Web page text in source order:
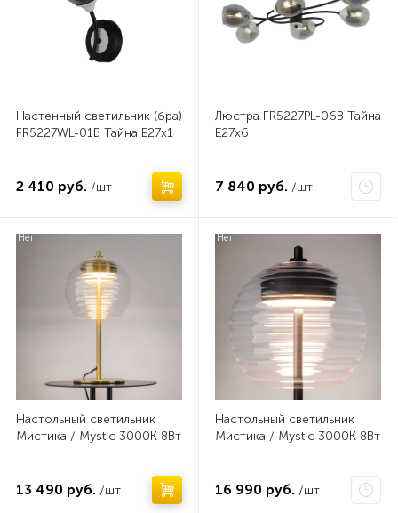
Настенный светильник (бра)
FR5227WL-01B Тайна E27x1
2 410 руб. /шт
Люстра FR5227PL-06B Тайна
E27x6
7 840 руб. /шт
Нет
Настольный светильник
Мистика / Mystic 3000К 8Вт
13 490 руб. /шт
Нет
Настольный светильник
Мистика / Mystic 3000К 8Вт
16 990 руб. /шт